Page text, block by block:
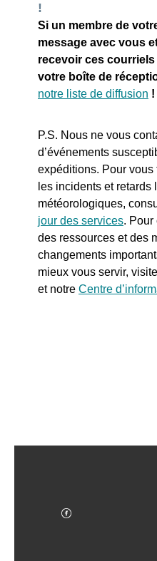
!
Si un membre de
message avec vous
recevoir ces
votre boîte de
notre liste de diffusion !
P.S. Nous ne vous
d’événements
expéditions. Pour
les incidents et
météorologiques,
jour des services. Pour
des ressources et des
changements
mieux vous servir,
et notre Centre